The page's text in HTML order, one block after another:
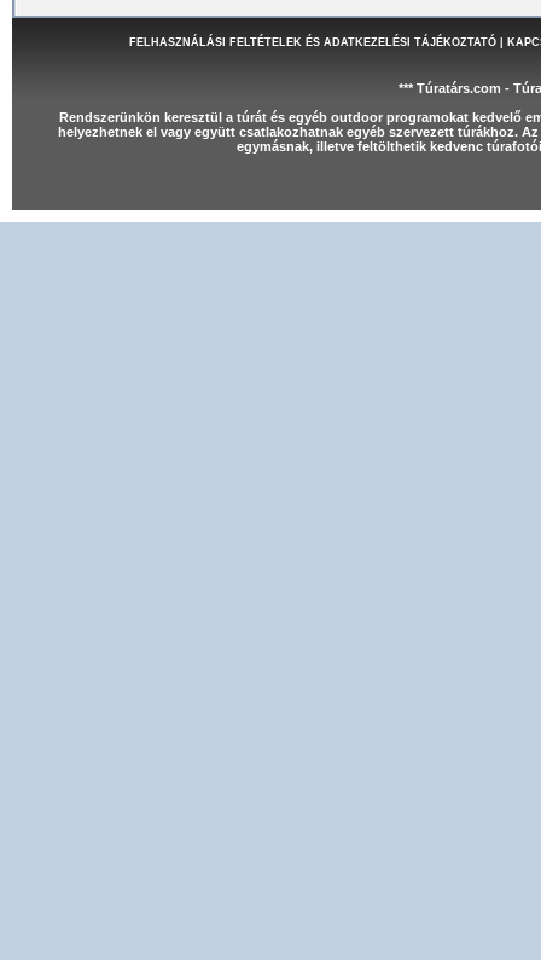
FELHASZNÁLÁSI FELTÉTELEK ÉS ADATKEZELÉSI TÁJÉKOZTATÓ|
*** Túratárs.com -
Rendszerünkön keresztül a túrát és egyéb outdoor programokat kedvelő
helyezhetnek el vagy együtt csatlakozhatnak egyéb szervezett túrákhoz.
egymásnak, illetve feltölthetik kedvenc